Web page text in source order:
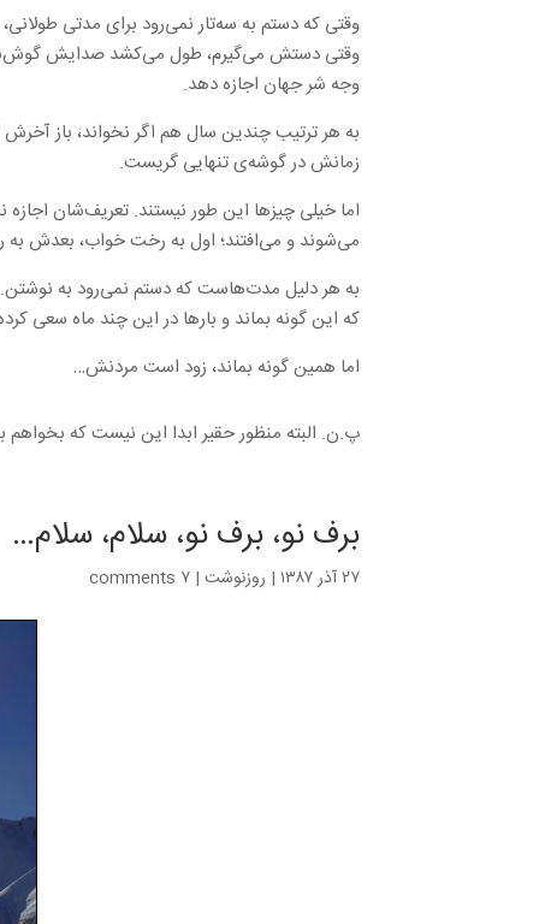
وقتی که دستم به سه‌تار نمی‌رود برای مدتی
وقتی دستش می‌گیرم، طول می‌کشد صدایش گوش‌نواز
وجه شر جهان اجازه دهد.
به هر ترتیب چندین سال هم اگر نخواند، باز
زمانش در گوشه‌ی تنهایی گریست.
اما خیلی چیزها این طور نیستند. تعریف‌شان
می‌شوند و می‌افتند؛ اول به رخت خواب، بعدش به
به هر دلیل مدت‌هاست که دستم نمی‌رود به
که این گونه بماند و بارها در این چند ماه سعی
اما همین گونه بماند، زود است مردنش…
پ.ن. البته منظور حقیر ابدا این نیست که بخواهم
برف نو، برف نو، سلام، سلام…
۲۷ آذر ۱۳۸۷ | روزنوشت |۷ comments